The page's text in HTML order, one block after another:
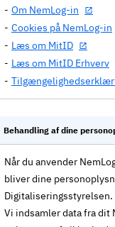
Om NemLog-in
Cookies på NemLog-in
Læs om MitID
Læs om MitID Erhverv
Behandling af dine
Når du anvender
bliver dine
Digitaliseringsstyrelsen.
Vi indsamler data fra dit